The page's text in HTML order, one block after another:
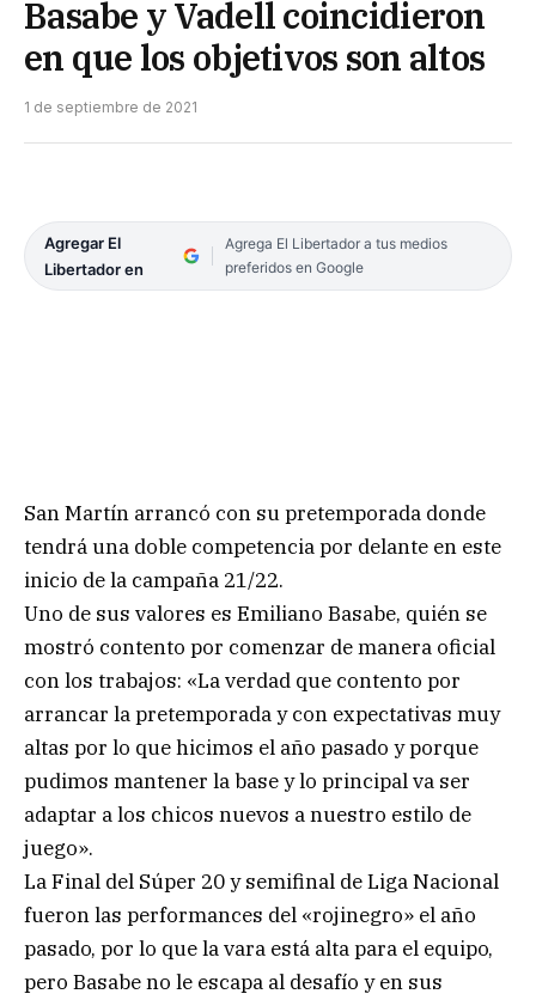
Basabe y Vadell coincidieron
en que los objetivos son altos
1 de septiembre de 2021
Agregar El
Libertador en
Agrega El Libertador a tus medios
preferidos en Google
San Martín arrancó con su pretemporada donde
tendrá una doble competencia por delante en este
inicio de la campaña 21/22.
Uno de sus valores es Emiliano Basabe, quién se
mostró contento por comenzar de manera oficial
con los trabajos: «La verdad que contento por
arrancar la pretemporada y con expectativas muy
altas por lo que hicimos el año pasado y porque
pudimos mantener la base y lo principal va ser
adaptar a los chicos nuevos a nuestro estilo de
juego».
La Final del Súper 20 y semifinal de Liga Nacional
fueron las performances del «rojinegro» el año
pasado, por lo que la vara está alta para el equipo,
pero Basabe no le escapa al desafío y en sus